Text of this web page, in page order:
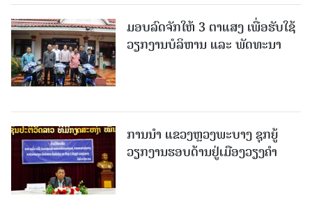
ມອບລົດຈັກໃຫ້ 3 ຕາແສງ ເພື່ອຮັບໃຊ້
ວຽກງານບໍລິຫານ ແລະ ພັດທະນາ
ການນຳ ແຂວງຫຼວງພະບາງ ຊຸກຍູ້
ວຽກງານຮອບດ້ານຢູ່ເມືອງວຽງຄໍາ